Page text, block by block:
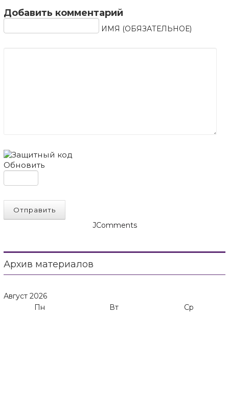
Добавить комментарий
ИМЯ (ОБЯЗАТЕЛЬНОЕ)
Обновить
Отправить
JComments
Архив материалов
Август 2026
Пн
Вт Ср